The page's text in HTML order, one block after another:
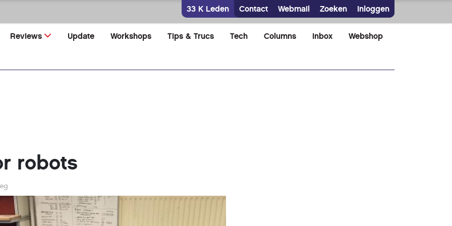
33 K Leden Contact Webmail Zoeken Inloggen
Reviews Update Workshops Tips & Trucs Tech Columns Inbox Webshop
robots